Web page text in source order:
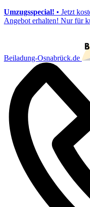
Umzugsspecial! • Jetzt
Angebot erhalten! Nur für
Beiladung-Osnabrück.de